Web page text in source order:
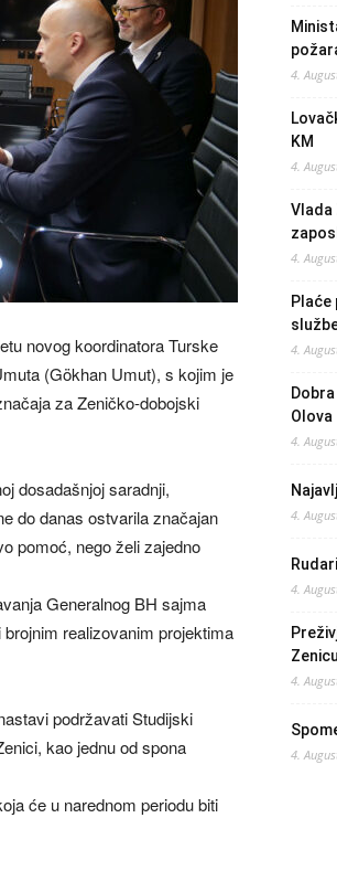
novog koordinatora Turske
(Gökhan Umut), s kojim je
za Zeničko-dobojski
dosadašnjoj saradnji,
do danas ostvarila značajan
pomoć, nego želi zajedno
Generalnog BH sajma
realizovanim projektima
podržavati Studijski
kao jednu od spona
će u narednom periodu biti
4.
KM
4.
Vlada
4.
Plaće
4.
Olova
4.
4.
4.
Zenicu
4.
4.